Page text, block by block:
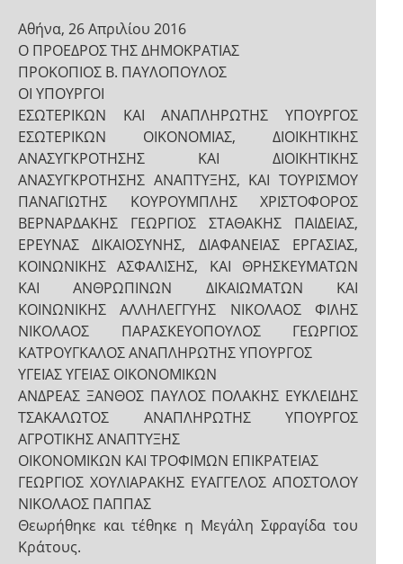
Αθήνα, 26 Απριλίου 2016
Ο ΠΡΟΕΔΡΟΣ ΤΗΣ ΔΗΜΟΚΡΑΤΙΑΣ
ΠΡΟΚΟΠΙΟΣ Β. ΠΑΥΛΟΠΟΥΛΟΣ
ΟΙ ΥΠΟΥΡΓΟΙ
ΕΣΩΤΕΡΙΚΩΝ ΚΑΙ ΑΝΑΠΛΗΡΩΤΗΣ ΥΠΟΥΡΓΟΣ
ΕΣΩΤΕΡΙΚΩΝ ΟΙΚΟΝΟΜΙΑΣ, ΔΙΟΙΚΗΤΙΚΗΣ
ΑΝΑΣΥΓΚΡΟΤΗΣΗΣ ΚΑΙ ΔΙΟΙΚΗΤΙΚΗΣ
ΑΝΑΣΥΓΚΡΟΤΗΣΗΣ ΑΝΑΠΤΥΞΗΣ, ΚΑΙ ΤΟΥΡΙΣΜΟΥ
ΠΑΝΑΓΙΩΤΗΣ ΚΟΥΡΟΥΜΠΛΗΣ ΧΡΙΣΤΟΦΟΡΟΣ
ΒΕΡΝΑΡΔΑΚΗΣ ΓΕΩΡΓΙΟΣ ΣΤΑΘΑΚΗΣ ΠΑΙΔΕΙΑΣ,
ΕΡΕΥΝΑΣ ΔΙΚΑΙΟΣΥΝΗΣ, ΔΙΑΦΑΝΕΙΑΣ ΕΡΓΑΣΙΑΣ,
ΚΟΙΝΩΝΙΚΗΣ ΑΣΦΑΛΙΣΗΣ, ΚΑΙ ΘΡΗΣΚΕΥΜΑΤΩΝ
ΚΑΙ ΑΝΘΡΩΠΙΝΩΝ ΔΙΚΑΙΩΜΑΤΩΝ ΚΑΙ
ΚΟΙΝΩΝΙΚΗΣ ΑΛΛΗΛΕΓΓΥΗΣ ΝΙΚΟΛΑΟΣ ΦΙΛΗΣ
ΝΙΚΟΛΑΟΣ ΠΑΡΑΣΚΕΥΟΠΟΥΛΟΣ ΓΕΩΡΓΙΟΣ
ΚΑΤΡΟΥΓΚΑΛΟΣ ΑΝΑΠΛΗΡΩΤΗΣ ΥΠΟΥΡΓΟΣ
ΥΓΕΙΑΣ ΥΓΕΙΑΣ ΟΙΚΟΝΟΜΙΚΩΝ
ΑΝΔΡΕΑΣ ΞΑΝΘΟΣ ΠΑΥΛΟΣ ΠΟΛΑΚΗΣ ΕΥΚΛΕΙΔΗΣ
ΤΣΑΚΑΛΩΤΟΣ ΑΝΑΠΛΗΡΩΤΗΣ ΥΠΟΥΡΓΟΣ
ΑΓΡΟΤΙΚΗΣ ΑΝΑΠΤΥΞΗΣ
ΟΙΚΟΝΟΜΙΚΩΝ ΚΑΙ ΤΡΟΦΙΜΩΝ ΕΠΙΚΡΑΤΕΙΑΣ
ΓΕΩΡΓΙΟΣ ΧΟΥΛΙΑΡΑΚΗΣ ΕΥΑΓΓΕΛΟΣ ΑΠΟΣΤΟΛΟΥ
ΝΙΚΟΛΑΟΣ ΠΑΠΠΑΣ
Θεωρήθηκε και τέθηκε η Μεγάλη Σφραγίδα του
Κράτους.